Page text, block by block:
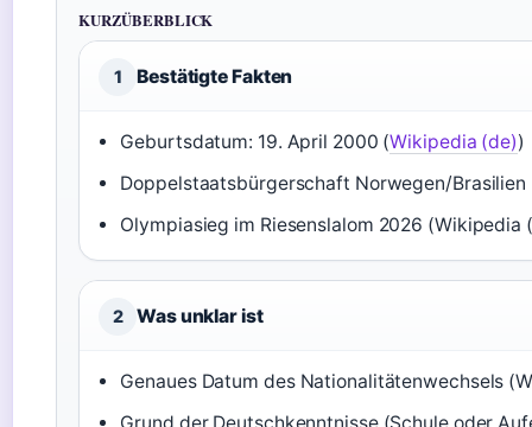
KURZÜBERBLICK
1 Bestätigte Fakten
Geburtsdatum: 19. April 2000 (Wikipedia (de))
Doppelstaatsbürgerschaft Norwegen/
Olympiasieg im Riesenslalom 2026 (Wikipedia
2 Was unklar ist
Genaues Datum des Nationalitätenwechsels